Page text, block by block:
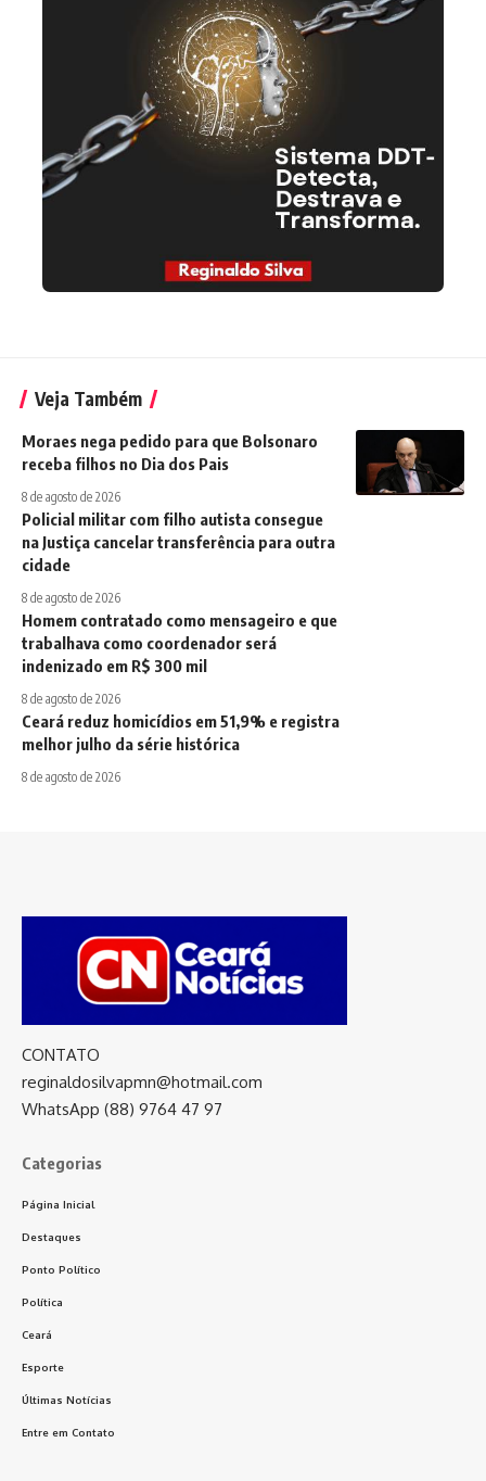
Veja Também
Moraes nega pedido para que Bolsonaro
receba filhos no Dia dos Pais
8 de agosto de 2026
Policial militar com filho autista consegue
na Justiça cancelar transferência para outra
cidade
8 de agosto de 2026
Homem contratado como mensageiro e que
trabalhava como coordenador será
indenizado em R$ 300 mil
8 de agosto de 2026
Ceará reduz homicídios em 51,9% e registra
melhor julho da série histórica
8 de agosto de 2026
CONTATO
reginaldosilvapmn@hotmail.com
WhatsApp (88) 9764 47 97
Categorias
Página Inicial
Destaques
Ponto Político
Política
Ceará
Esporte
Últimas Notícias
Entre em Contato